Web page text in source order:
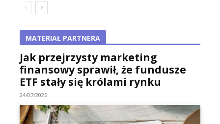
MATERIAŁ PARTNERA
Jak przejrzysty marketing
finansowy sprawił, że fundusze
ETF stały się królami rynku
24/07/2026